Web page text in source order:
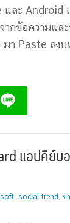
และ Android
ากข้อความแล
า Paste ลง
แอปคีย์
, social trend , ข่